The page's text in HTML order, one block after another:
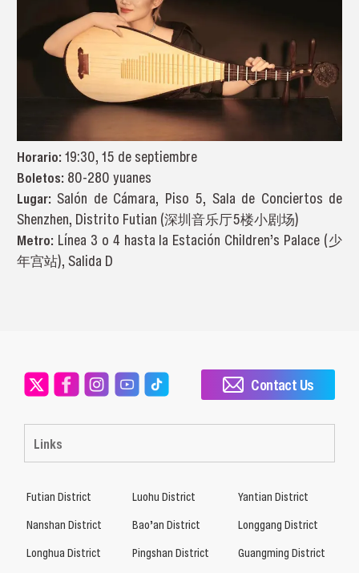
Horario: 19:30, 15 de septiembre
Boletos: 80-280 yuanes
Lugar:Salón de Cámara, Piso 5, Sala de Conciertos de
Shenzhen, Distrito Futian (深圳音乐厅5楼小剧场)
Metro: Línea 3 o 4 hasta la Estación Children’s Palace (少
年宫站), Salida D
Links
Contact Us
Futian District Luohu District
Yantian District
Nanshan District
Bao’an District
Longgang District
Longhua District
Pingshan District
Guangming District